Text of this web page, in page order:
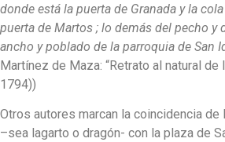
donde está la puerta de Granada y la
puerta de Martos ; lo demás del pecho y
ancho y poblado de la parroquia de San
Martínez de Maza: “Retrato al natural de
1794))
Otros autores marcan la coincidencia
–sea lagarto o dragón- con la plaza de